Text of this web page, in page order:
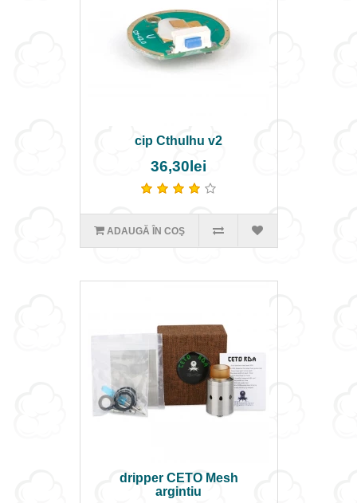
cip Cthulhu v2
36,30lei
ADAUGĂ ÎN COŞ
dripper CETO Mesh
argintiu